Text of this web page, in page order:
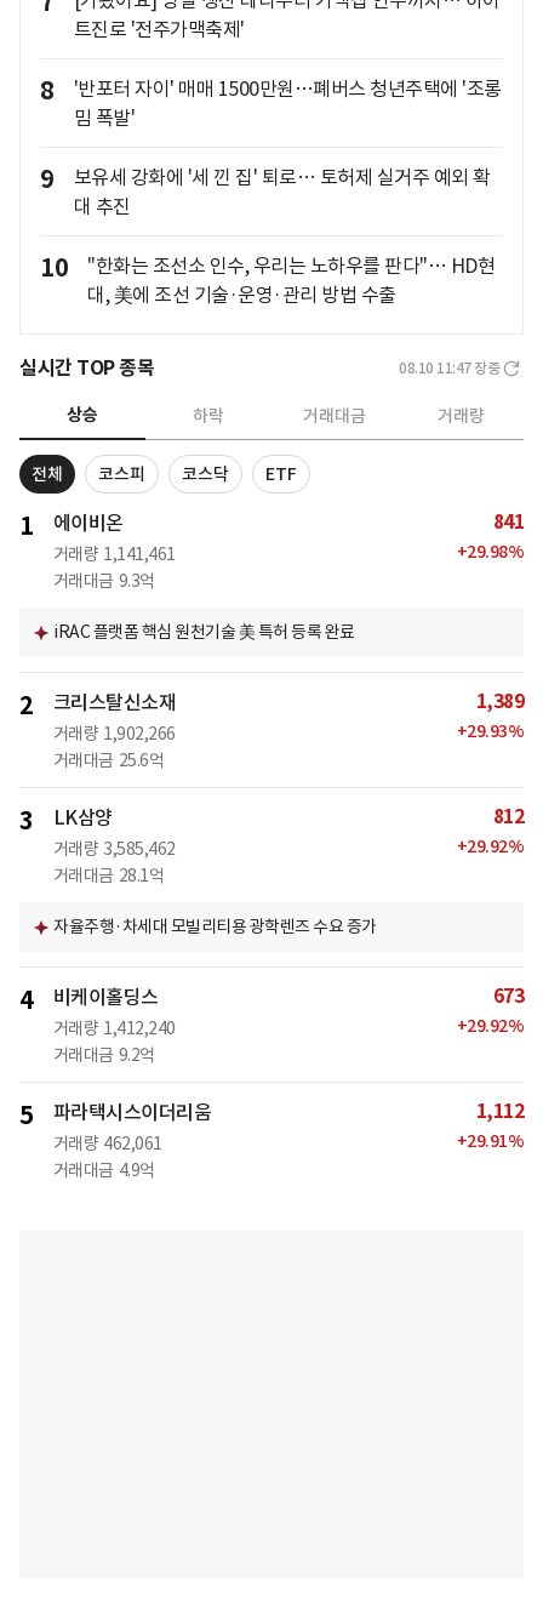
트진로 '전주가맥축제'
8
'반포터 자이' 매매 1500만원…폐버스 청년주택에 '조롱
밈 폭발'
9
보유세 강화에 '세 낀 집' 퇴로… 토허제 실거주 예외 확
대 추진
10
"한화는 조선소 인수, 우리는 노하우를 판다"… HD현
대, 美에 조선 기술·운영·관리 방법 수출
실시간 TOP 종목 08.10 11:47 장중
상승 하락 거래대금 거래량
전체 코스피 코스닥 ETF
1 에이비온
거래량 1,141,461
거래대금 9.3억
841
+29.98%
iRAC 플랫폼 핵심 원천기술 美 특허 등록 완료
2 크리스탈신소재
거래량 1,902,266
거래대금 25.6억
1,389
+29.93%
3 LK삼양
거래량 3,585,462
거래대금 28.1억
812
+29.92%
자율주행·차세대 모빌리티용 광학렌즈 수요 증가
4 비케이홀딩스
거래량 1,412,240
거래대금 9.2억
673
+29.92%
5 파라택시스이더리움
거래량 462,061
거래대금 4.9억
1,112
+29.91%